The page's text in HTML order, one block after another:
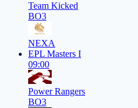
Team Kicked
BO3
NEXA
EPL Masters I
09:00
Power Rangers
BO3